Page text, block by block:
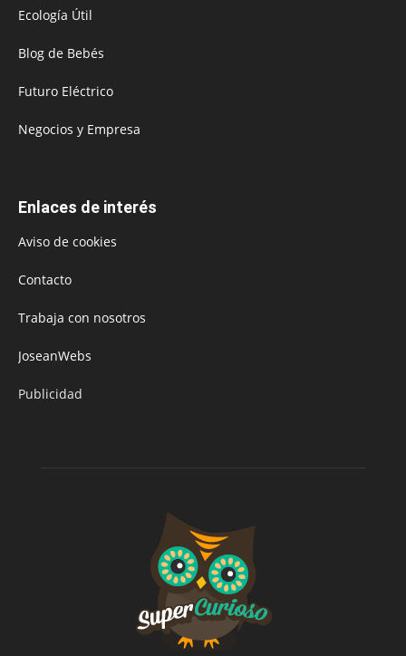
Ecología Útil
Blog de Bebés
Futuro Eléctrico
Negocios y Empresa
Enlaces de interés
Aviso de cookies
Contacto
Trabaja con nosotros
JoseanWebs
Publicidad